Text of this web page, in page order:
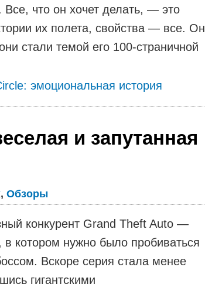
что он хочет делать, — это
их полета, свойства — все. Он
стали темой его 100-страничной
эмоциональная история
и запутанная
,Обзоры
конкурент Grand Theft Auto —
котором нужно было пробиваться
Вскоре серия стала менее
гигантскими